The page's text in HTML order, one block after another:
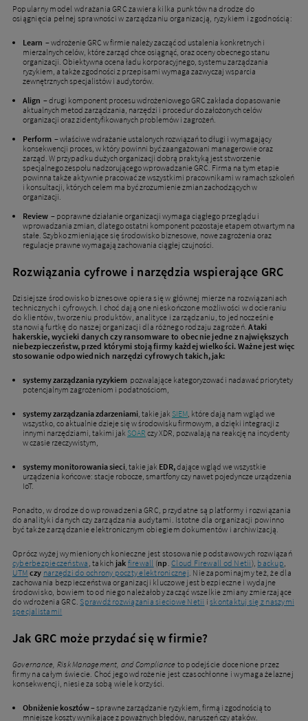
Popularny model wdrażania GRC zawiera kilka punktów na drodze do
osiągnięcia pełnej sprawności w zarządzaniu organizacją, ryzykiem i zgodnością:
Learn – wdrożenie GRC w firmie należy zacząć od ustalenia konkretnych i
mierzalnych celów, które zarząd chce osiągnąć, oraz oceny obecnego stanu
organizacji. Obiektywna ocena ładu korporacyjnego, systemu zarządzania
ryzykiem, a także zgodności z przepisami wymaga zazwyczaj wsparcia
zewnętrznych specjalistów i audytorów.
Align – drugi komponent procesu wdrożeniowego GRC zakłada dopasowanie
aktualnych metod zarządzania, narzędzi i procedur do założonych celów
organizacji oraz zidentyfikowanych problemów i zagrożeń.
Perform – właściwe wdrażanie ustalonych rozwiązań to długi i wymagający
konsekwencji proces, w który powinni być zaangażowani managerowie oraz
zarząd. W przypadku dużych organizacji dobrą praktyką jest stworzenie
specjalnego zespołu nadzorującego wprowadzanie GRC. Firma na tym etapie
powinna także aktywnie pracować ze wszystkimi pracownikami w ramach szkoleń
i konsultacji, których celem ma być zrozumienie zmian zachodzących w
organizacji.
Review – poprawne działanie organizacji wymaga ciągłego przeglądu i
wprowadzania zmian, dlatego ostatni komponent pozostaje etapem otwartym na
stałe. Szybko zmieniające się środowisko biznesowe, nowe zagrożenia oraz
regulacje prawne wymagają zachowania ciągłej czujności.
Rozwiązania cyfrowe i narzędzia wspierające GRC
Dzisiejsze środowisko biznesowe opiera się w głównej mierze na rozwiązaniach
technicznych i cyfrowych. I choć dają one nieskończone możliwości w docieraniu
do klientów, tworzeniu produktów, analityce i zarządzaniu, to jednocześnie
stanowią furtkę do naszej organizacji dla różnego rodzaju zagrożeń.Ataki
hakerskie, wycieki danych czy ransomware to obecnie jedne z największych
niebezpieczeństw, przed którymi stoją firmy każdej wielkości. Ważne jest więc
stosowanie odpowiednich narzędzi cyfrowych takich, jak:
systemy zarządzania ryzykiem pozwalające kategoryzować i nadawać priorytety
potencjalnym zagrożeniom i podatnościom,
systemy zarządzania zdarzeniami , takie jak SIEM , które dają nam wgląd we
wszystko, co aktualnie dzieje się w środowisku firmowym, a dzięki integracji z
innymi narzędziami, takimi jak SOAR czy XDR, pozwalają na reakcję na incydenty
w czasie rzeczywistym,
systemy monitorowania sieci , takie jak EDR,dające wgląd we wszystkie
urządzenia końcowe: stacje robocze, smartfony czy nawet pojedyncze urządzenia
IoT.
Ponadto, w drodze do wprowadzenia GRC, przydatne są platformy i rozwiązania
do analityki danych czy zarządzania audytami. Istotne dla organizacji powinno
być także zarządzanie elektronicznym obiegiem dokumentów i archiwizacją.
Oprócz wyżej wymienionych konieczne jest stosowanie podstawowych rozwiązań
cyberbezpieczeństwa , takich jak firewall (np .Cloud Firewall od Netii), backup
UTM czy narzędzi do ochrony poczty elektronicznej . Nie zapominajmy też, że dla
zachowania bezpieczeństwa organizacji kluczowe jest bezpieczne i wydajne
środowisko, bowiem to od niego należałoby zacząć wszelkie zmiany zmierzające
do wdrożenia GRC.Sprawdź rozwiązania sieciowe Netii iskontaktuj się z naszymi
specjalistami!
Jak GRC może przydać się w firmie?
Governance, Risk Management, and Compliance to podejście docenione przez
firmy na całym świecie. Choć jego wdrożenie jest czasochłonne i wymaga żelaznej
konsekwencji, niesie za sobą wiele korzyści.
Obniżenie kosztów– sprawne zarządzanie ryzykiem, firmą i zgodnością to
mniejsze koszty wynikające z poważnych błędów, naruszeń czy ataków.